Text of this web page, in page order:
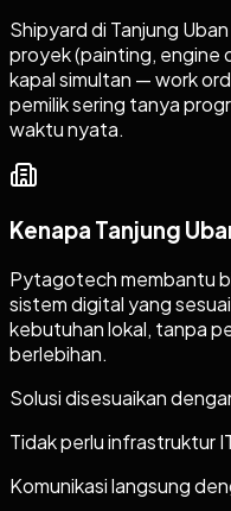
Shipyard di Tanjung
proyek (painting, engine
kapal simultan — work
pemilik sering tanya
waktu nyata.
Kenapa Tanjung
Pytagotech membantu
sistem digital yang
kebutuhan lokal, tanpa
berlebihan.
Solusi disesuaikan
Tidak perlu infrastruktur
Komunikasi langsung